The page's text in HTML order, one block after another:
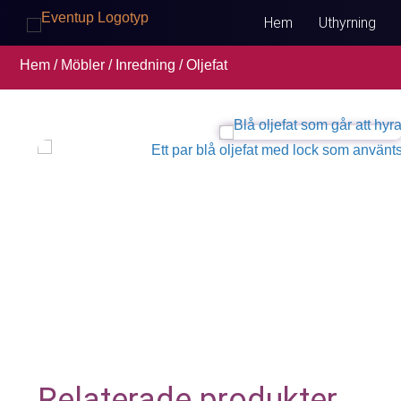
Hem Uthyrning
Hem / Möbler / Inredning / Oljefat